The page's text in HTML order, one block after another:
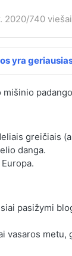
2020/740
yra
greičiais
danga.
pasižymi